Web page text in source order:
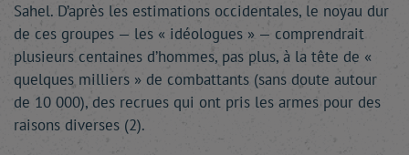
Sahel. D’après les estimations occidentales, le noyau dur
de ces groupes — les « idéologues » — comprendrait
plusieurs centaines d’hommes, pas plus, à la tête de «
quelques milliers » de combattants (sans doute autour
de 10 000), des recrues qui ont pris les armes pour des
raisons diverses (2).